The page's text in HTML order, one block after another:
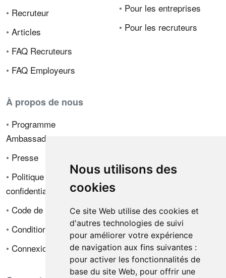
Nous utilisons des
cookies
Ce site Web utilise des cookies et
d'autres technologies de suivi
pour améliorer votre expérience
de navigation aux fins suivantes :
pour activer les fonctionnalités de
base du site Web, pour offrir une
• Recruteur
• Articles
• FAQ Recruteurs
• FAQ Employeurs
• Pour les entreprises
• Pour les recruteurs
À propos de nous
• Programme
Ambassadeur
• Presse
• Politique de
confidentialité
• Code de déontologie
• Conditions de vente
• Connexion